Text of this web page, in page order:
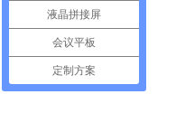
液晶拼接屏
会议平板
定制方案